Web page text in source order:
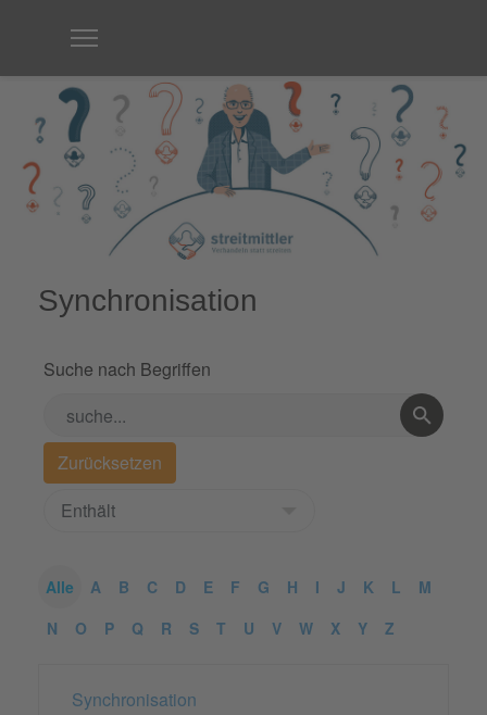
Synchronisation
Suche nach Begriffen
Alle A B C D E F G H I J K L
M
N
O P Q R S T U V W X Y Z
Synchronisation